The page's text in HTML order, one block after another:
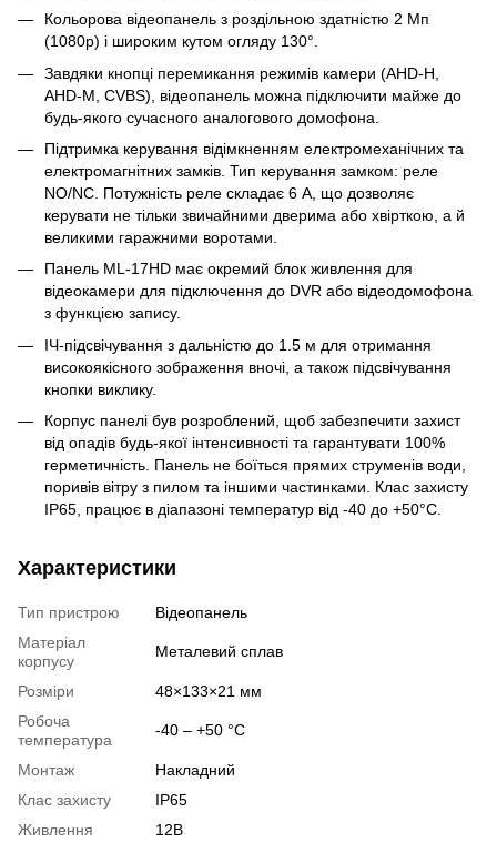
Кольорова відеопанель з роздільною здатністю 2 Мп
(1080p) і широким кутом огляду 130°.
Завдяки кнопці перемикання режимів камери (AHD-H,
AHD-M, CVBS), відеопанель можна підключити майже до
будь-якого сучасного аналогового домофона.
Підтримка керування відімкненням електромеханічних та
електромагнітних замків. Тип керування замком: реле
NO/NC. Потужність реле складає 6 А, що дозволяє
керувати не тільки звичайними дверима або хвірткою, а й
великими гаражними воротами.
Панель ML-17HD має окремий блок живлення для
відеокамери для підключення до DVR або відеодомофона
з функцією запису.
ІЧ-підсвічування з дальністю до 1.5 м для отримання
високоякісного зображення вночі, а також підсвічування
кнопки виклику.
Корпус панелі був розроблений, щоб забезпечити захист
від опадів будь-якої інтенсивності та гарантувати 100%
герметичність. Панель не боїться прямих струменів води,
поривів вітру з пилом та іншими частинками. Клас захисту
IP65, працює в діапазоні температур від -40 до +50°С.
Характеристики
Тип пристрою
Відеопанель
Матеріал
корпусу
Металевий сплав
Розміри
48×133×21 мм
Робоча
температура
-40 – +50 °С
Монтаж
Накладний
Клас захисту
IP65
Живлення
12В